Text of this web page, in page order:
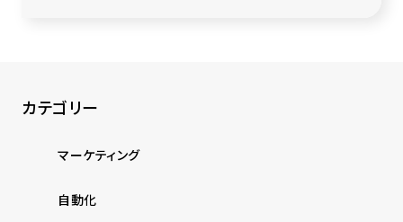
カテゴリー
マーケティング
自動化